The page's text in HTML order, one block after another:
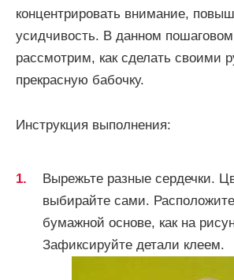
концентрировать внимание,
усидчивость. В данном
рассмотрим, как сделать своими
прекрасную бабочку.
Инструкция выполнения:
Вырежьте разные сердечки.
выбирайте сами.
бумажной основе, как на
Зафиксируйте детали клеем.